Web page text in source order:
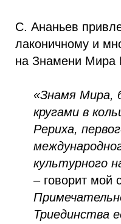
С. Ананьев
лаконичному и
на Знамени Мира
«Знамя Мира,
кругами в
Рериха,
культурного
– говорит мой
Триединства